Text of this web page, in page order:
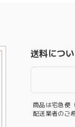
送料につ
商品は宅急便
配送業者のご